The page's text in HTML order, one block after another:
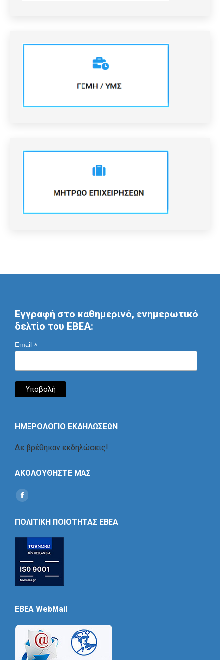
Εγγραφή στο καθημερινό, ενημερωτικό
δελτίο του ΕΒΕΑ:
Email *
ΗΜΕΡΟΛΟΓΙΟ ΕΚΔΗΛΩΣΕΩΝ
Δε βρέθηκαν εκδηλώσεις!
ΑΚΟΛΟΥΘΗΣΤΕ ΜΑΣ
Find us on:
Social
ΠΟΛΙΤΙΚΗ ΠΟΙΟΤΗΤΑΣ ΕΒΕΑ
EBEA WebMail